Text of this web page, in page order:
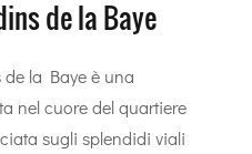
de la Baye
la Baye è una
nel cuore del quartiere
sugli splendidi viali